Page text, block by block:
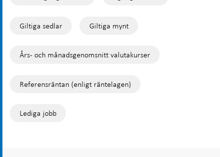
Giltiga sedlar Giltiga mynt
Års- och månadsgenomsnitt valutakurser
Referensräntan (enligt räntelagen)
Lediga jobb